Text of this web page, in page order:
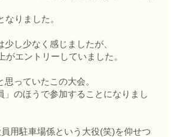
なりました。
し少なく感じましたが、
がエントリーしていました。
っていたこの大会。
」のほうで参加することになりまし
用駐車場係という大役(笑)を仰せつ